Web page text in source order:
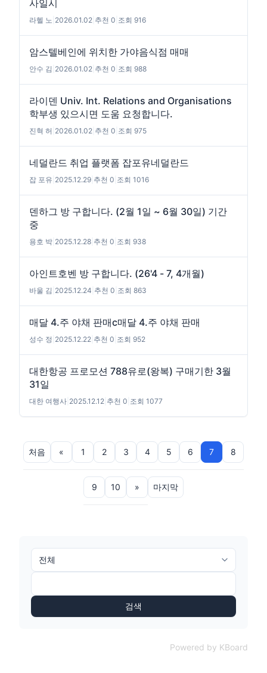
사일시
라헬 노 2026.01.02 추천 0 조회 916
암스텔베인에 위치한 가야음식점 매매
안수 김 2026.01.02 추천 0 조회 988
라이덴 Univ. Int. Relations and Organisations
학부생 있으시면 도움 요청합니다.
진혁 허 2026.01.02 추천 0 조회 975
네덜란드 취업 플랫폼 잡포유네덜란드
잡 포유 2025.12.29 추천 0 조회 1016
덴하그 방 구합니다. (2월 1일 ~ 6월 30일) 기간
중
용호 박 2025.12.28 추천 0 조회 938
아인트호벤 방 구합니다. (26'4 - 7, 4개월)
바울 김 2025.12.24 추천 0 조회 863
매달 4.주 야채 판매c매달 4.주 야채 판매
성수 정 2025.12.22 추천 0 조회 952
대한항공 프로모션 788유로(왕복) 구매기한 3월
31일
대한 여행사 2025.12.12 추천 0 조회 1077
처음 « 1 2 3 4 5 6 7 8
9 10 » 마지막
검색
Powered by KBoard